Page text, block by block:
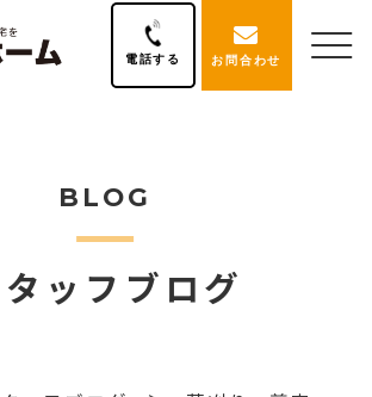
電話する お問合わせ
BLOG
ッフブログ